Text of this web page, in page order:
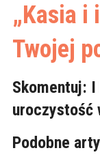
„Kasia i
Twojej
Skomentuj: I
uroczystość
Podobne